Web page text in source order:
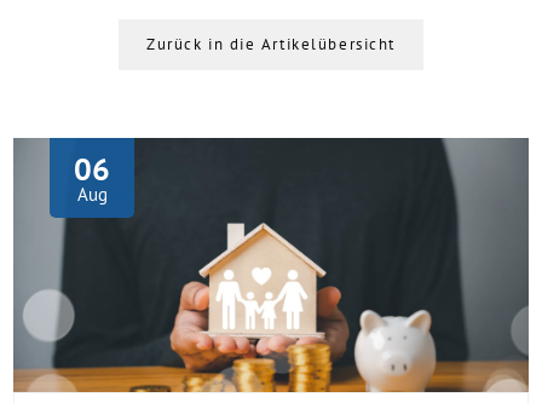
Zurück in die Artikelübersicht
06
Aug